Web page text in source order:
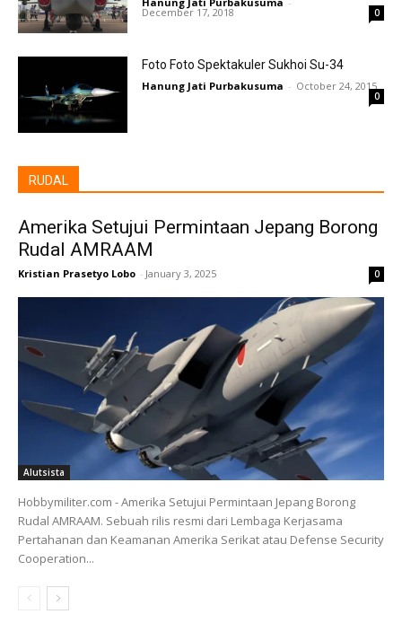
December 17, 2018 0
Foto Foto Spektakuler Sukhoi Su-34
Hanung Jati Purbakusuma - October 24, 2015
0
RUDAL
Amerika Setujui Permintaan Jepang Borong
Rudal AMRAAM
Kristian Prasetyo Lobo - January 3, 2025 0
Alutsista
Hobbymiliter.com - Amerika Setujui Permintaan Jepang Borong
Rudal AMRAAM. Sebuah rilis resmi dari Lembaga Kerjasama
Pertahanan dan Keamanan Amerika Serikat atau Defense Security
Cooperation...